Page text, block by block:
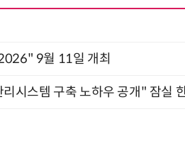
9월 11일 개최
시스템 구축 노하우 공개" 잠실